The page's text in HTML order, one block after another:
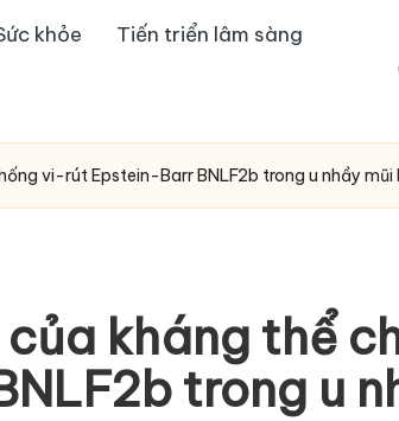
khỏe
Tiến triển lâm sàng
vi-rút Epstein-Barr BNLF2b trong u nhầy mũi
kháng thể
trong u